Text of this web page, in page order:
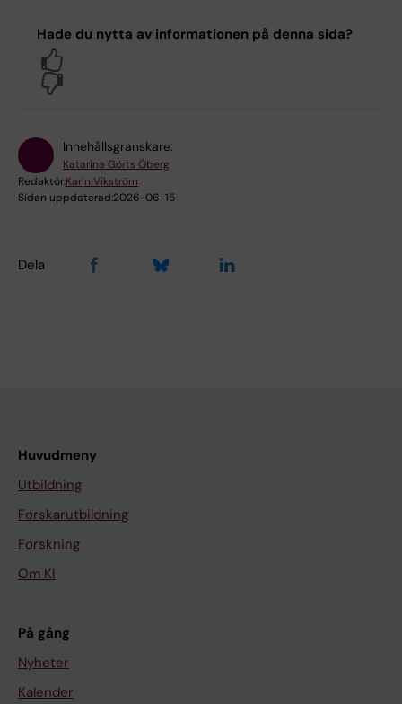
Hade du nytta av informationen på denna sida?
Innehållsgranskare:
Katarina Görts Öberg
Redaktör:Karin Vikström
Sidan uppdaterad:2026-06-15
Dela
Huvudmeny
Utbildning
Forskarutbildning
Forskning
Om KI
På gång
Nyheter
Kalender